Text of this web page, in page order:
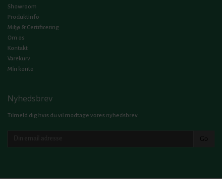
Showroom
Produktinfo
Miljø & Certificering
Om os
Kontakt
Varekurv
Min konto
Nyhedsbrev
Tilmeld dig hvis du vil modtage vores nyhedsbrev.